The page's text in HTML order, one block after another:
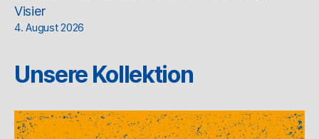
Visier
4. August 2026
Unsere Kollektion